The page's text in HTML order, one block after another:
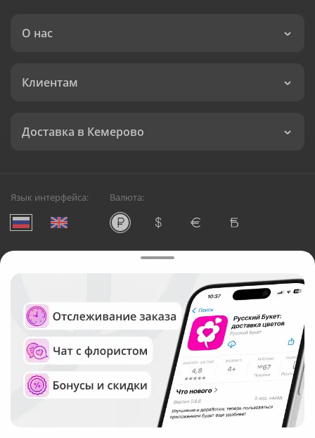
О нас
Клиентам
Доставка в Кемерово
Язык интерфейса: Валюта:
Служба круглосуточной доставки цветов в Кемерово
Русский Букет, 2026
Общество с ограниченной ответственностью «Технология»
ОГРН: 1195476081745, ИНН: 5410081997
Юридический адрес: г. Новосибирск, ул. Ипподромская,
д.42, оф. 3
Рейтинг Русского букета